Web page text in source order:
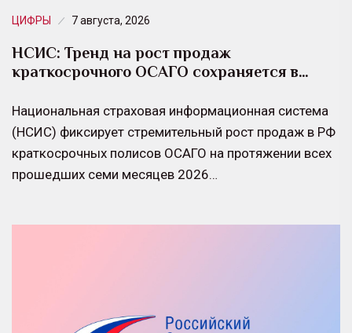
ЦИФРЫ 7 августа, 2026
НСИС: Тренд на рост продаж
краткосрочного ОСАГО сохраняется в…
Национальная страховая информационная система
(НСИС) фиксирует стремительный рост продаж в РФ
краткосрочных полисов ОСАГО на протяжении всех
прошедших семи месяцев 2026…